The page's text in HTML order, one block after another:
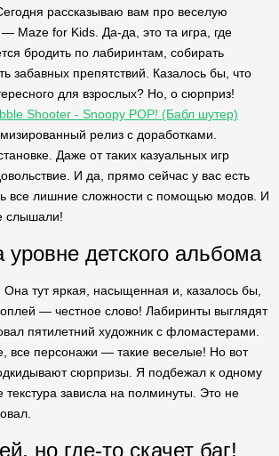
рассказываю вам про веселую
Maze for Kids. Да-да, это та игра, где
бродить по лабиринтам, собирать
забавных препятствий. Казалось бы, что
для взрослых? Но, о сюрприз!
Shooter - Snoopy POP! (Бабл шутер)
релиз с доработками.
Даже от таких казуальных игр
И да, прямо сейчас у вас есть
все лишние сложности с помощью модов. И
слышали!
уровне детского альбома
тут яркая, насыщенная и, казалось бы,
— честное слово! Лабиринты выглядят
пятилетний художник с фломастерами.
все персонажи — такие веселые! Но вот
сюрпризы. Я подбежал к одному
текстура зависла на полминуты. Это не
но где-то скачет баг!